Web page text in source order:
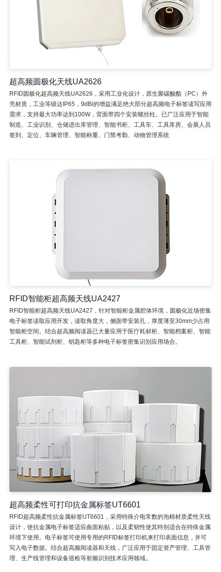
超高频圆极化天线UA2626
RFID圆极化超高频天线UA2626，采用工业化设计，原生聚碳酸酯（PC）外
壳材质，工业等级达IP65，9dBi的增益满足绝大部分超高频电子标签读写应用
需求，支持最大功率达到100W，背面带四个安装螺丝柱。已广泛应用于智能
制造、工业识别、仓储进出库管理、智能书柜、工具车、工具库房、会展人员
签到、定位、车辆管理、智能称重、门禁考勤、动物管理系统
RFID智能柜超高频天线UA2427
RFID智能柜超高频天线UA2427，针对智能柜金属腔体环境，圆极化近场密集
电子标签读取应用开发，读取角度大，侧面带安装孔，厚度薄至30mm少占用
智能柜空间。结合超高频阅读器已大量应用于医疗耗材柜、智能档案柜、智能
工具柜、智能试剂柜、钥匙柜等多种电子标签密集识别应用场合。
超高频柔性可打印抗金属标签UT6601
RFID超高频柔性抗金属标签UT6601，采用特殊介电常数的泡棉材质柔性天线
设计，使抗金属电子标签适应曲面粘贴，以及柔韧性使其特别适合在特殊金属
环境下使用。电子标签可使用专用的RFID标签打印机来打印表面信息，并可
写入电子数据。结合超高频阅读器和天线，广泛应用于固定资产管理、工具管
理、生产线管理和设备巡检等射频识别技术应用领域。